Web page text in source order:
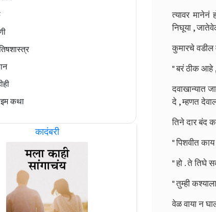
कथा
कादंबरी
त्यावर
निघूया ,
कुमारचे वडील
" बरं ठीक आहे
दवाखान्यात
दे , म्हणत
तिने दार बंद
" पिशवीत
" हो . ते तिघे
" तुम्ही
वेळ वाया न